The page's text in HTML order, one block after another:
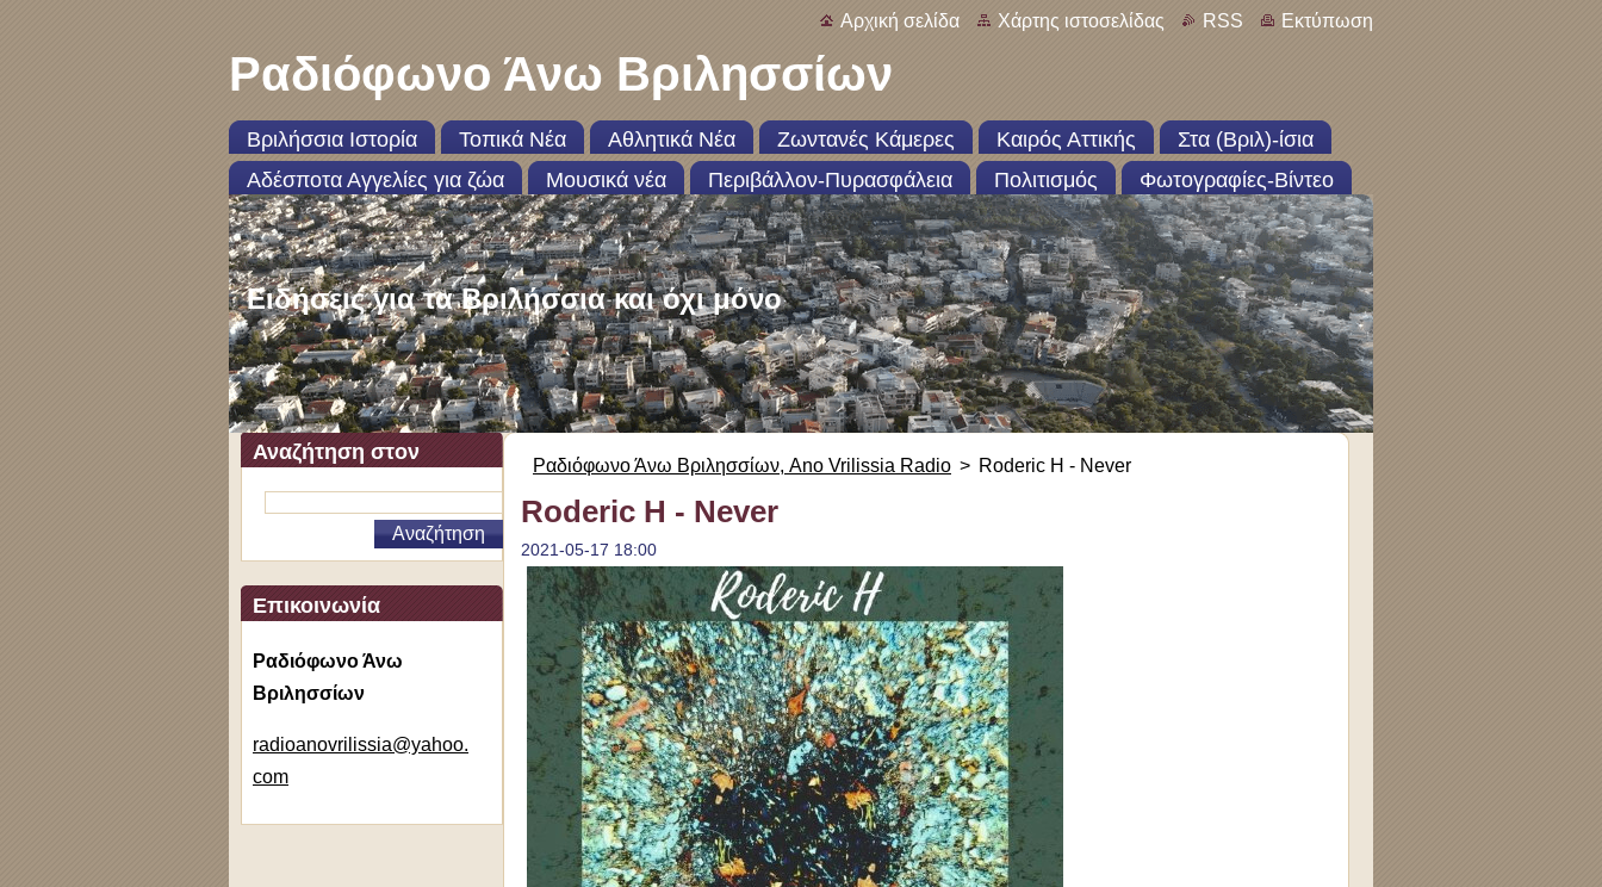
Αρχική σελίδα Χάρτης ιστοσελίδας RSS Εκτύπωση
Ραδιόφωνο Άνω Βριλησσίων
Βριλήσσια Ιστορία Τοπικά Νέα Αθλητικά Νέα Ζωντανές Κάμερες Καιρός Αττικής
Στα (Βριλ)-ίσια
Αδέσποτα Αγγελίες για ζώα
Μουσικά νέα Περιβάλλον-Πυρασφάλεια Πολιτισμός Φωτογραφίες-Βίντεο
Ειδήσεις για τα Βριλήσσια και όχι μόνο
Αναζήτηση στον
ιστότοπο
Επικοινωνία
Ραδιόφωνο Άνω
Βριλησσίων
radioanovrilissia@yahoo.
com
Ραδιόφωνο Άνω Βριλησσίων, Ano Vrilissia Radio > Roderic H - Never
Roderic H - Never
2021-05-17 18:00